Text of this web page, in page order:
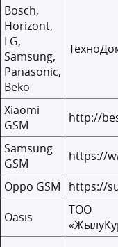
Bosch,
Horizont,
LG,
Samsung,
Panasonic,
Beko
Xiaomi
GSM
http://
Samsung
GSM
https://
Орро GSM
https://
Oasis
ТОО